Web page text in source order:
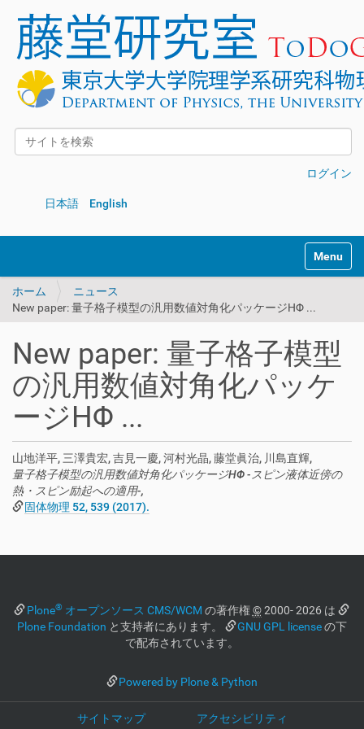
サイトを検索
ログイン
日本語 English
Toggle
ホーム
ニュース
New paper: 量子格子模型の汎用数値対角化パッケージHΦ ...
New paper: 量子格子模型
の汎用数値対角化パッケ
ージHΦ ...
山地洋平, 三澤貴宏, 吉見一慶, 河村光晶, 藤堂眞治, 川島直輝,
量子格子模型の汎用数値対角化パッケージHΦ -スピン液体近傍の
熱・スピン励起への適用-,
固体物理 52, 539 (2017).
Plone® オープンソース CMS/WCM の著作権©2000- 2026 は
Plone Foundation と支持者にあります。 GNU GPL licenseの下
で配布されています。
Powered by Plone & Python
サイトマップ アクセシビリティ